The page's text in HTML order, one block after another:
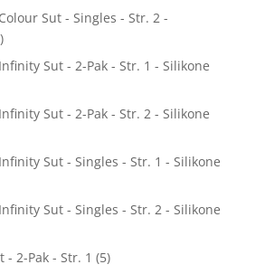
Sut - Singles - Str. 2 -
Sut - 2-Pak - Str. 1 - Silikone
Sut - 2-Pak - Str. 2 - Silikone
Sut - Singles - Str. 1 - Silikone
Sut - Singles - Str. 2 - Silikone
- 2-Pak - Str. 1 (5)